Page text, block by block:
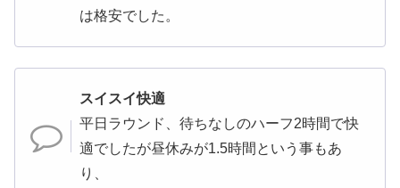
は格安でした。
スイスイ快適
平日ラウンド、待ちなしのハーフ2時間で快
適でしたが昼休みが1.5時間という事もあ
り、